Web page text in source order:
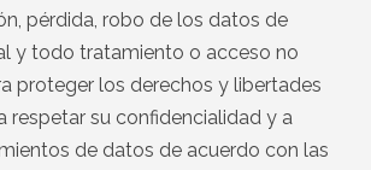
pérdida, robo de los datos de
y todo tratamiento o acceso no
proteger los derechos y libertades
respetar su confidencialidad y a
de datos de acuerdo con las